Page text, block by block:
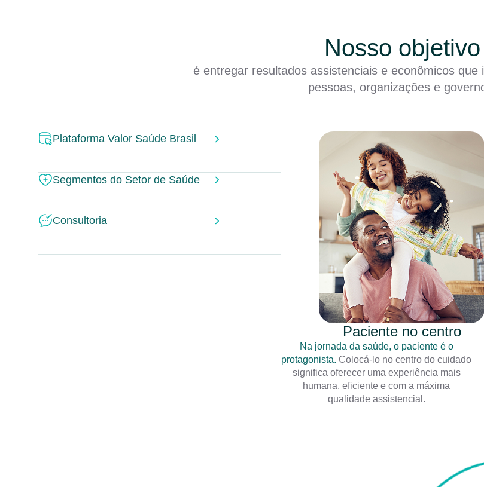
Nosso objetivo
é entregar resultados assistenciais e econômicos que
pessoas, organizações e
Plataforma Valor Saúde Brasil
Segmentos do Setor de Saúde
Consultoria
Paciente no centro
Na jornada da saúde, o paciente é o
protagonista. Colocá-lo no centro do cuidado
significa oferecer uma experiência mais
humana, eficiente e com a máxima
qualidade assistencial.